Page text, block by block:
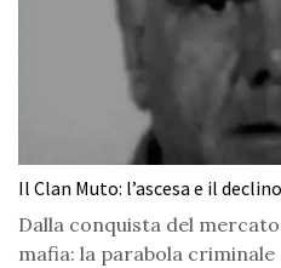
Il Clan Muto: l’ascesa e il
Dalla conquista del
mafia: la parabola